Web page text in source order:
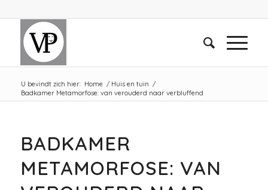
U bevindt zich hier: Home / Huis en tuin /
Badkamer Metamorfose: van verouderd naar verbluffend
BADKAMER
METAMORFOSE: VAN